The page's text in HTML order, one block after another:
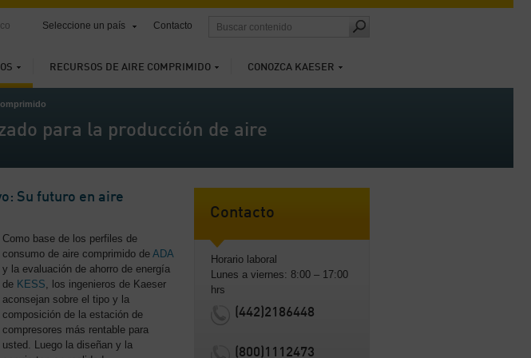
RECURSOS DE AIRE COMPRIMIDO CONOZCA KAESER
Seleccione un país Contacto
para la producción de aire
Su futuro en aire
Como base de los perfiles de
consumo de aire comprimido de ADA
y la evaluación de ahorro de energía
de KESS, los ingenieros de Kaeser
aconsejan sobre el tipo y la
composición de la estación de
compresores más rentable para
usted. Luego la diseñan y la
Contacto
Horario laboral
Lunes a viernes: 8:00 – 17:00
hrs
(442)2186448
(800)1112473